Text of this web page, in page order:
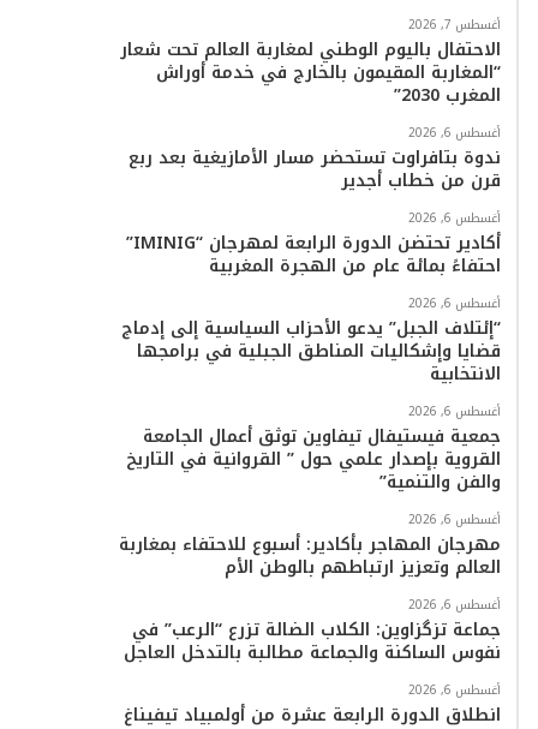
أغسطس 7, 2026
الاحتفال باليوم الوطني لمغاربة العالم تحت شعار
“المغاربة المقيمون بالخارج في خدمة أوراش
المغرب 2030”
أغسطس 6, 2026
ندوة بتافراوت تستحضر مسار الأمازيغية بعد ربع
قرن من خطاب أجدير
أغسطس 6, 2026
أكادير تحتضن الدورة الرابعة لمهرجان “IMINIG”
احتفاءً بمائة عام من الهجرة المغربية
أغسطس 6, 2026
“إئتلاف الجبل” يدعو الأحزاب السياسية إلى إدماج
قضايا وإشكاليات المناطق الجبلية في برامجها
الانتخابية
أغسطس 6, 2026
جمعية فيستيفال تيفاوين توثق أعمال الجامعة
القروية بإصدار علمي حول ” القروانية في التاريخ
والفن والتنمية”
أغسطس 6, 2026
مهرجان المهاجر بأكادير: أسبوع للاحتفاء بمغاربة
العالم وتعزيز ارتباطهم بالوطن الأم
أغسطس 6, 2026
جماعة تزگزاوين: الكلاب الضالة تزرع “الرعب” في
نفوس الساكنة والجماعة مطالبة بالتدخل العاجل
أغسطس 6, 2026
انطلاق الدورة الرابعة عشرة من أولمبياد تيفيناغ